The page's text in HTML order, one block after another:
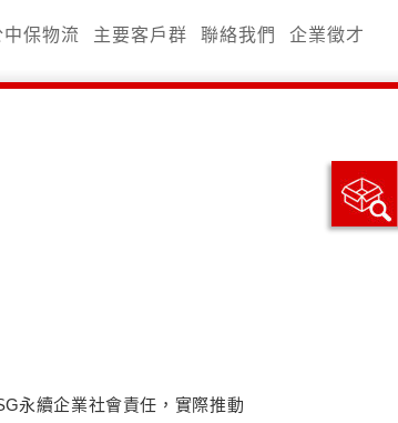
中保物流 主要客戶群 聯絡我們 企業徵才
永續企業社會責任，實際推動